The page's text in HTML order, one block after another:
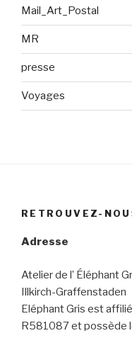
Mail_Art_Postal
MR
presse
Voyages
RETROUVEZ-
Adresse
Atelier de l’ Éléphant
Illkirch-Graffenstaden
Eléphant Gris est
R581087 et possède